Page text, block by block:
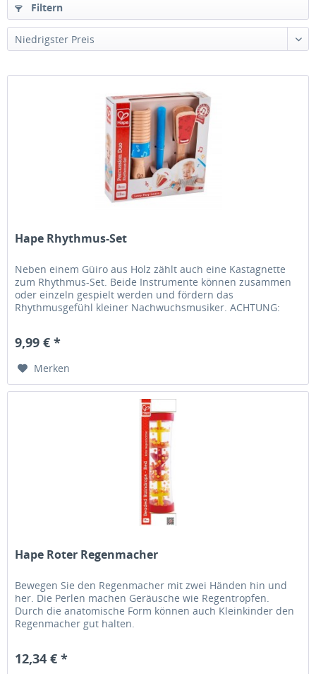
Filtern
Hape Rhythmus-Set
Neben einem Güiro aus Holz zählt auch eine Kastagnette
zum Rhythmus-Set. Beide Instrumente können zusammen
oder einzeln gespielt werden und fördern das
Rhythmusgefühl kleiner Nachwuchsmusiker. ACHTUNG:
9,99 € *
Merken
Hape Roter Regenmacher
Bewegen Sie den Regenmacher mit zwei Händen hin und
her. Die Perlen machen Geräusche wie Regentropfen.
Durch die anatomische Form können auch Kleinkinder den
Regenmacher gut halten.
12,34 € *